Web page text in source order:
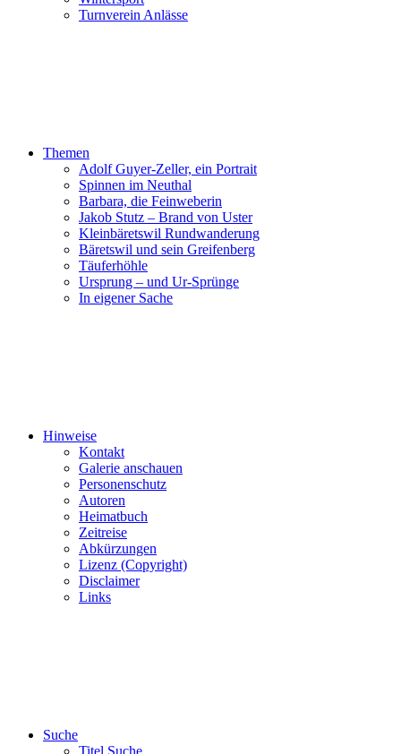
Turnverein Anlässe
Themen
Adolf Guyer-Zeller, ein Portrait
Spinnen im Neuthal
Barbara, die Feinweberin
Jakob Stutz – Brand von Uster
Kleinbäretswil Rundwanderung
Bäretswil und sein Greifenberg
Täuferhöhle
Ursprung – und Ur-Sprünge
In eigener Sache
Hinweise
Kontakt
Galerie anschauen
Personenschutz
Autoren
Heimatbuch
Zeitreise
Abkürzungen
Lizenz (Copyright)
Disclaimer
Links
Suche
Titel Suche